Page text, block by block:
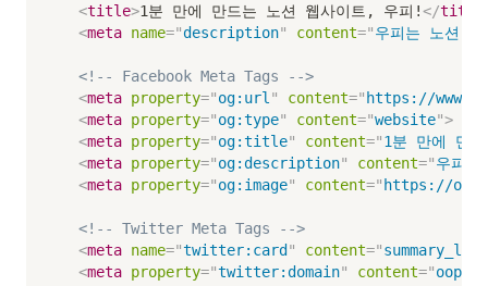
<title>1분 만에 만드는 노션 웹사이트, 우피!</title
<meta name="description" content="우피는 노션
<!-- Facebook Meta Tags -->
<meta property="og:url" content=" https://
<meta property="og:type" content="website">
<meta property="og:title" content="1분 만에 만
<meta property="og:description" content="우피
<meta property="og:image" content=" https://
<!-- Twitter Meta Tags -->
<meta name="twitter:card " content="
<meta property="twitter:domain" content="